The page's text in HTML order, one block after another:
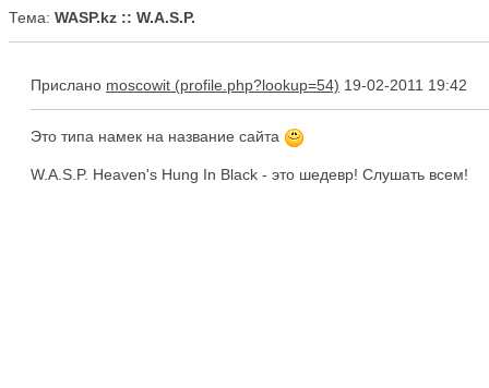
Тема: WASP.kz :: W.A.S.P.
Прислано moscowit 19-02-2011 19:42
Это типа намек на название сайта
W.A.S.P. Heaven's Hung In Black - это шедевр! Слушать всем!